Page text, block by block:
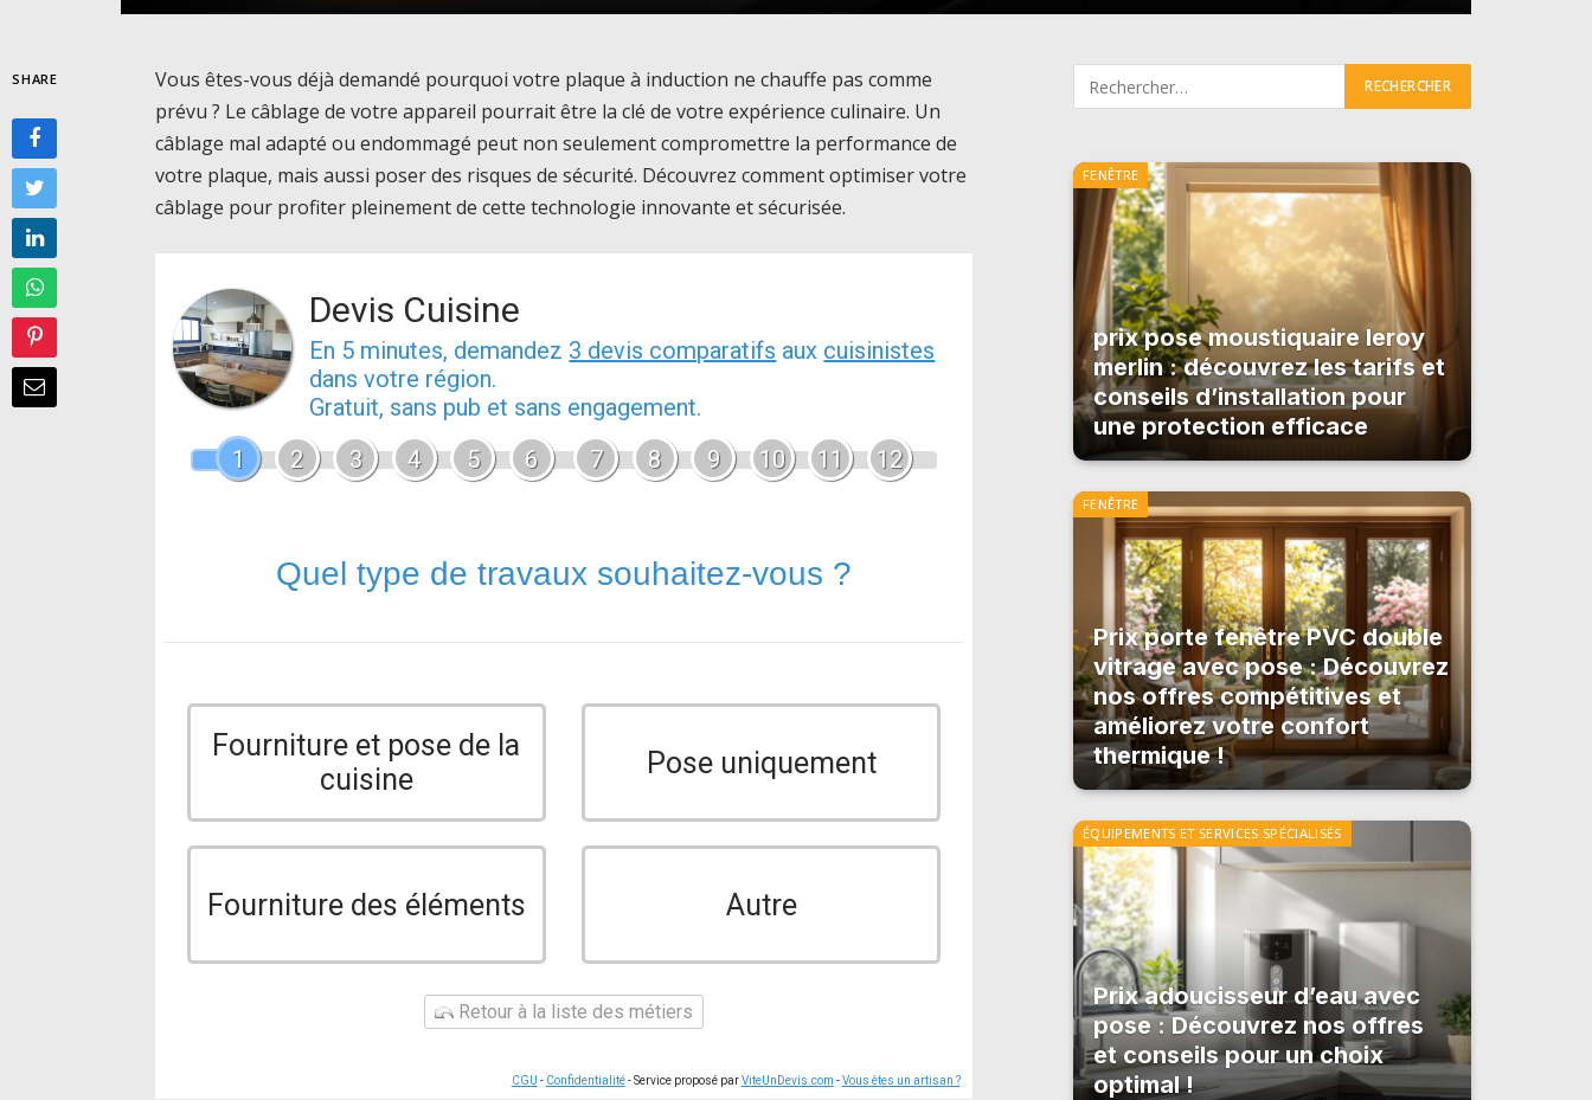
SHARE
Vous êtes-vous déjà demandé pourquoi votre plaque à induction ne chauffe pas comme
prévu ? Le câblage de votre appareil pourrait être la clé de votre expérience culinaire. Un
câblage mal adapté ou endommagé peut non seulement compromettre la performance de
votre plaque, mais aussi poser des risques de sécurité. Découvrez comment optimiser votre
câblage pour profiter pleinement de cette technologie innovante et sécurisée.
Devis Cuisine
En 5 minutes, demandez 3 devis comparatifs aux cuisinistes
dans votre région.
Gratuit, sans pub et sans engagement.
1
2 3 4 5 6 7 8 9 10 11 12
Quel type de travaux souhaitez-vous ?
Fourniture et pose de la
cuisine
Pose uniquement
Fourniture des éléments Autre
Retour à la liste des métiers
CGU - Confidentialité- Service proposé parViteUnDevis.com -Vous êtes un artisan ?
FENÊTRE
prix pose moustiquaire leroy
merlin : découvrez les tarifs et
conseils d’installation pour
une protection efficace
FENÊTRE
Prix porte fenêtre PVC double
vitrage avec pose : Découvrez
nos offres compétitives et
améliorez votre confort
thermique !
ÉQUIPEMENTS ET SERVICES SPÉCIALISÉS
Prix adoucisseur d’eau avec
pose : Découvrez nos offres
et conseils pour un choix
optimal !